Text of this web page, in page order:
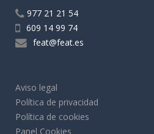
977 21 21 54
609 14 99 74
feat@feat.es
Aviso legal
Política de privacidad
Política de cookies
Panel Cookies